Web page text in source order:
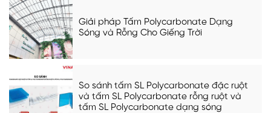
Giải pháp Tấm Polycarbonate Dạng
Sóng và Rỗng Cho Giếng Trời
So sánh tấm SL Polycarbonate đặc ruột
và tấm SL Polycarbonate rỗng ruột và
tấm SL Polycarbonate dạng sóng